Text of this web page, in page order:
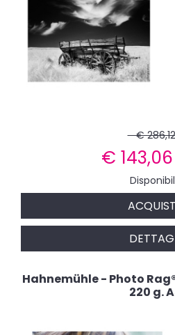
€
€ 143,06
Hahnemühle - Photo
220 g.